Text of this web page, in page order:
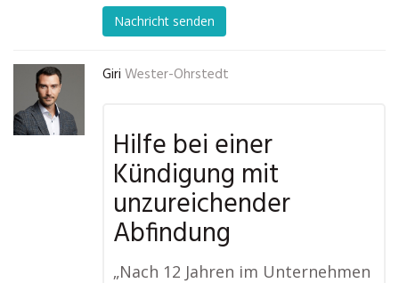
Nachricht senden
Giri Wester-Ohrstedt
Hilfe bei einer
Kündigung mit
unzureichender
Abfindung
„Nach 12 Jahren im Unternehmen